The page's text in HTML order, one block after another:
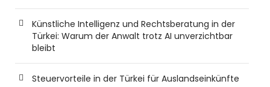
Künstliche Intelligenz und Rechtsberatung in der
Türkei: Warum der Anwalt trotz AI unverzichtbar
bleibt
Steuervorteile in der Türkei für Auslandseinkünfte